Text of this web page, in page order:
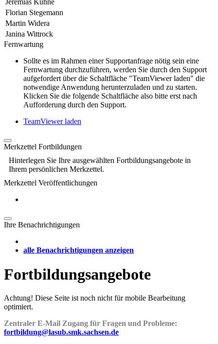
Jeremias Kuhne
Florian Stegemann
Martin Widera
Janina Wittrock
Fernwartung
Sollte es im Rahmen einer Supportanfrage nötig sein eine
Fernwartung durchzuführen, werden Sie durch den Support
aufgefordert über die Schaltfläche "TeamViewer laden" die
notwendige Anwendung herunterzuladen und zu starten.
Klicken Sie die folgende Schaltfläche also bitte erst nach
Aufforderung durch den Support.
TeamViewer laden
Merkzettel Fortbildungen
Hinterlegen Sie Ihre ausgewählten Fortbildungsangebote in
Ihrem persönlichen Merkzettel.
Merkzettel Veröffentlichungen
Ihre Benachrichtigungen
alle Benachrichtigungen anzeigen
Fortbildungsangebote
Achtung! Diese Seite ist noch nicht für mobile Bearbeitung
optimiert.
Zentraler E-Mail Zugang für Fragen und Probleme:
fortbildung@lasub.smk.sachsen.de